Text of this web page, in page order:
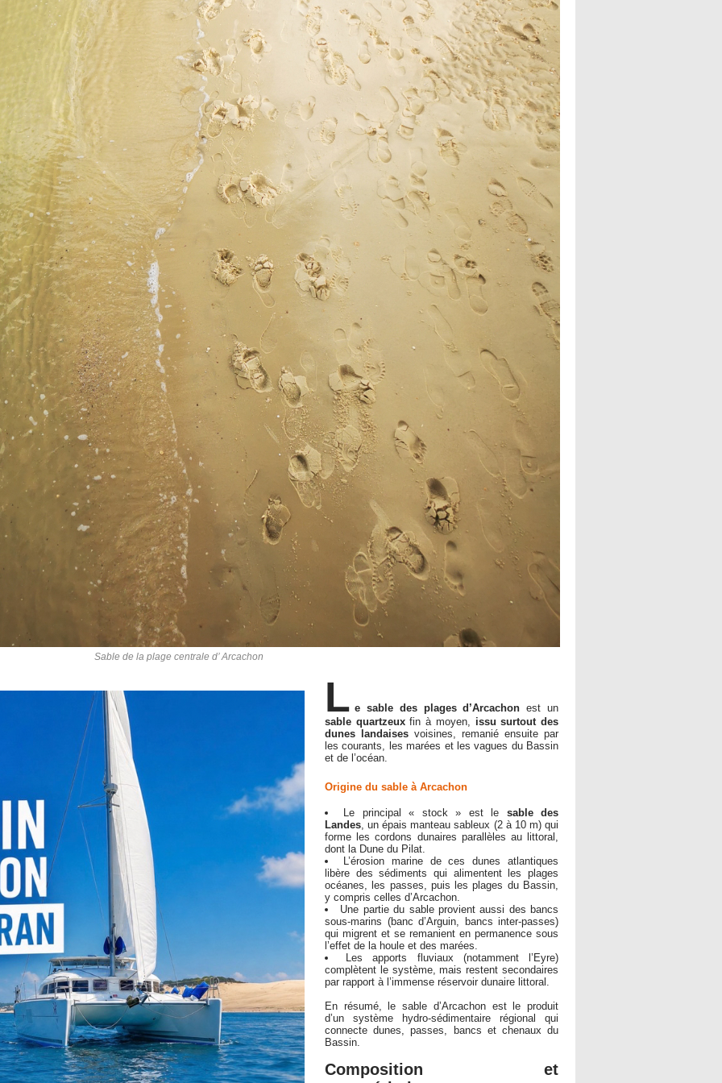
Sable de la plage centrale d’ Arcachon
L e sable des plages d’Arcachon est un
sable quartzeuxfin à moyen, issu surtout des
dunes landaises voisines, remanié ensuite par
les courants, les marées et les vagues du Bassin
et de l’océan.
Origine du sable à Arcachon
Le principal « stock » est le sable des
Landes , un épais manteau sableux (2 à 10 m) qui
forme les cordons dunaires parallèles au littoral,
dont la Dune du Pilat.
L’érosion marine de ces dunes atlantiques
libère des sédiments qui alimentent les plages
océanes, les passes, puis les plages du Bassin,
y compris celles d’Arcachon.
Une partie du sable provient aussi des bancs
sous-marins (banc d’Arguin, bancs inter-passes)
qui migrent et se remanient en permanence sous
l’effet de la houle et des marées.
Les apports fluviaux (notamment l’Eyre)
complètent le système, mais restent secondaires
par rapport à l’immense réservoir dunaire littoral.
En résumé, le sable d’Arcachon est le produit
d’un système hydro-sédimentaire régional qui
connecte dunes, passes, bancs et chenaux du
Bassin.
Composition et